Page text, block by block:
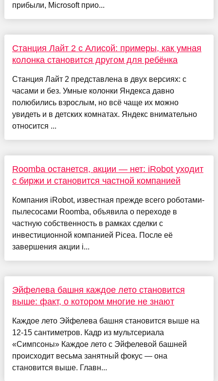
прибыли, Microsoft прио...
Станция Лайт 2 с Алисой: примеры, как умная
колонка становится другом для ребёнка
Станция Лайт 2 представлена в двух версиях: с
часами и без. Умные колонки Яндекса давно
полюбились взрослым, но всё чаще их можно
увидеть и в детских комнатах. Яндекс внимательно
относится ...
Roomba останется, акции — нет: iRobot уходит
с биржи и становится частной компанией
Компания iRobot, известная прежде всего роботами-
пылесосами Roomba, объявила о переходе в
частную собственность в рамках сделки с
инвестиционной компанией Picea. После её
завершения акции i...
Эйфелева башня каждое лето становится
выше: факт, о котором многие не знают
Каждое лето Эйфелева башня становится выше на
12-15 сантиметров. Кадр из мультсериала
«Симпсоны» Каждое лето с Эйфелевой башней
происходит весьма занятный фокус — она
становится выше. Главн...